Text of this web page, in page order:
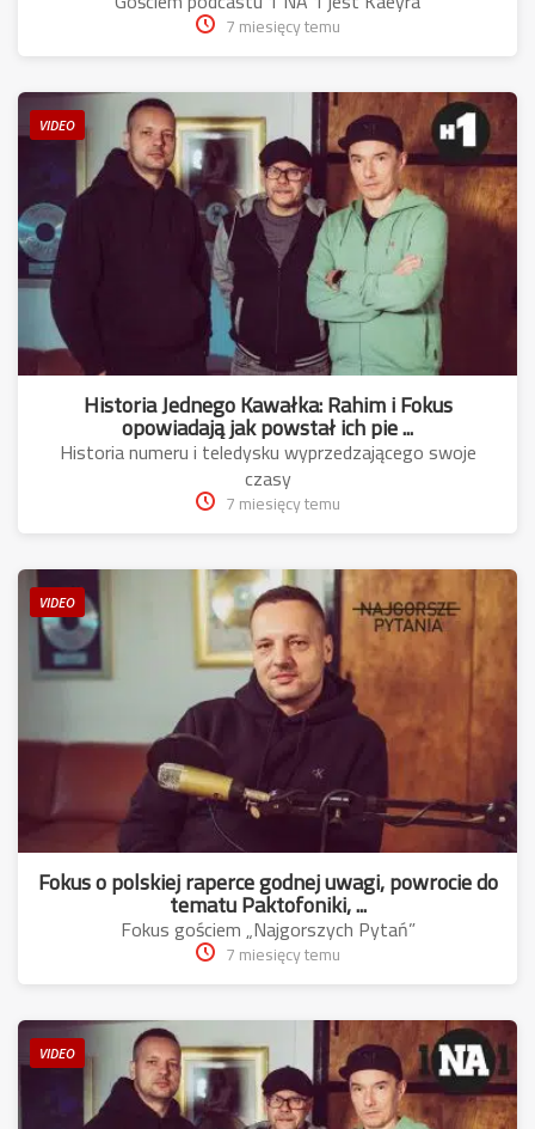
7 miesięcy temu
VIDEO
Historia Jednego Kawałka: Rahim i Fokus
opowiadają jak powstał ich pie ...
Historia numeru i teledysku wyprzedzającego swoje
czasy
7 miesięcy temu
VIDEO
Fokus o polskiej raperce godnej uwagi, powrocie do
tematu Paktofoniki, ...
Fokus gościem „Najgorszych Pytań”
7 miesięcy temu
VIDEO